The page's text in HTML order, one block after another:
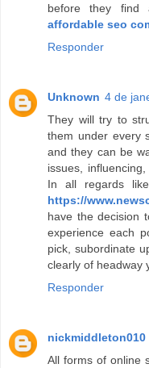
before they find
affordable seo
Responder
Unknown 4 de
They will try to
them under every
and they can be
issues,
In all regards
https://
have the decision
experience each
pick, subordinate
clearly of headway
Responder
nickmiddleton010
All forms of online